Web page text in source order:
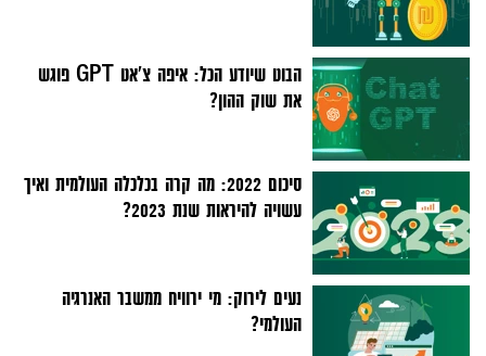
הבוט שיודע הכל: איפה צ'אט GPT פוגש
את שוק ההון?
סיכום 2022: מה קרה בכלכלה העולמית ואיך
עשויה להיראות שנת 2023?
נעים לירוק: מי ירוויח ממשבר האנרגיה
העולמי?